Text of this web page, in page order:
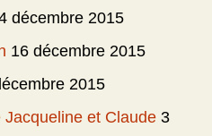
décembre 2015
16 décembre 2015
2015
et Claude 3